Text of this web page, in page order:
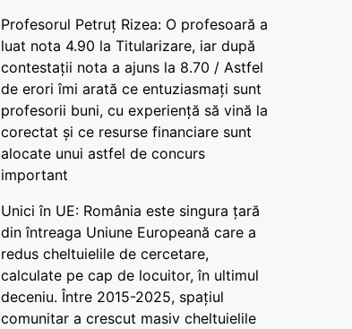
Profesorul Petruț Rizea: O profesoară a
luat nota 4.90 la Titularizare, iar după
contestații nota a ajuns la 8.70 / Astfel
de erori îmi arată ce entuziasmați sunt
profesorii buni, cu experiență să vină la
corectat și ce resurse financiare sunt
alocate unui astfel de concurs
important
Unici în UE: România este singura țară
din întreaga Uniune Europeană care a
redus cheltuielile de cercetare,
calculate pe cap de locuitor, în ultimul
deceniu. Între 2015-2025, spațiul
comunitar a crescut masiv cheltuielile